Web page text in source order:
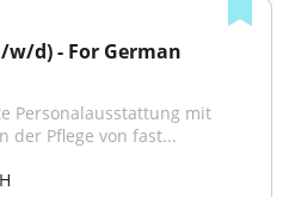
d) - For German
Personalausstattung mit
der Pflege von fast...